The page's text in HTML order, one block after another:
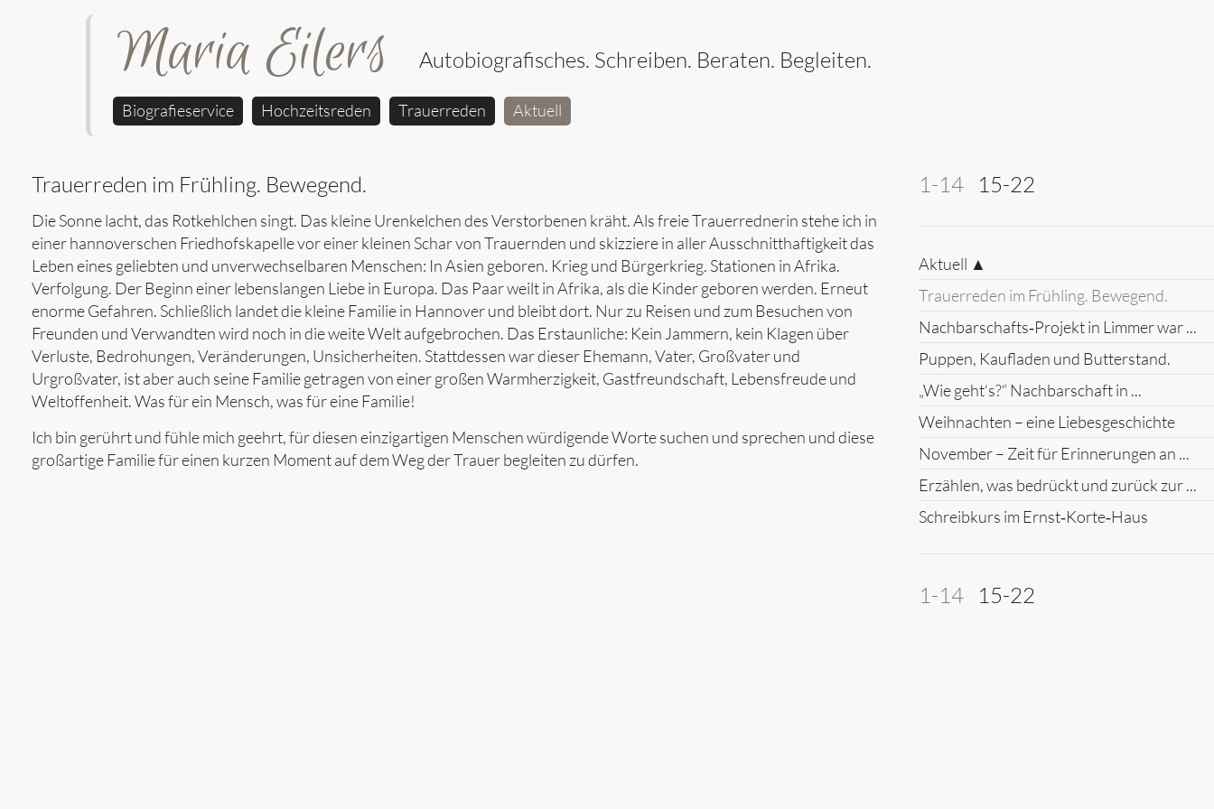
Biografieservice Hochzeitsreden Trauerreden Aktuell
Trauerreden im Frühling. Bewegend.
Die Sonne lacht, das Rotkehlchen singt. Das kleine Urenkelchen des Verstorbenen kräht. Als freie Trauerrednerin stehe ich in
einer hannoverschen Friedhofskapelle vor einer kleinen Schar von Trauernden und skizziere in aller Ausschnitthaftigkeit das
Leben eines geliebten und unverwechselbaren Menschen: In Asien geboren. Krieg und Bürgerkrieg. Stationen in Afrika.
Verfolgung. Der Beginn einer lebenslangen Liebe in Europa. Das Paar weilt in Afrika, als die Kinder geboren werden. Erneut
enorme Gefahren. Schließlich landet die kleine Familie in Hannover und bleibt dort. Nur zu Reisen und zum Besuchen von
Freunden und Verwandten wird noch in die weite Welt aufgebrochen. Das Erstaunliche: Kein Jammern, kein Klagen über
Verluste, Bedrohungen, Veränderungen, Unsicherheiten. Stattdessen war dieser Ehemann, Vater, Großvater und
Urgroßvater, ist aber auch seine Familie getragen von einer großen Warmherzigkeit, Gastfreundschaft, Lebensfreude und
Weltoffenheit. Was für ein Mensch, was für eine Familie!
Ich bin gerührt und fühle mich geehrt, für diesen einzigartigen Menschen würdigende Worte suchen und sprechen und diese
großartige Familie für einen kurzen Moment auf dem Weg der Trauer begleiten zu dürfen.
1-14 15-22
Aktuell ▲
Trauerreden im Frühling. Bewegend.
Nachbarschafts‑Projekt in Limmer war ...
Puppen, Kaufladen und Butterstand.
„Wie geht‘s?“ Nachbarschaft in ...
Weihnachten – eine Liebesgeschichte
November – Zeit für Erinnerungen an ...
Erzählen, was bedrückt und zurück zur ...
Schreibkurs im Ernst‑Korte‑Haus
1-14 15-22
Maria Eilers Autobiografisches. Schreiben. Beraten. Begleiten.